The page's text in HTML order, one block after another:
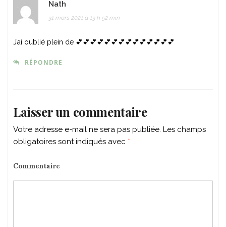
Nath
31 mars 2021 à 13 h 52 min
J’ai oublié plein de 💕💕💕💕💕💕💕💕💕💕💕💕💕💕
RÉPONDRE
Laisser un commentaire
Votre adresse e-mail ne sera pas publiée. Les champs
obligatoires sont indiqués avec *
Commentaire